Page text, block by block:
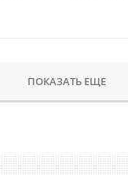
ПОКАЗАТЬ ЕЩЕ